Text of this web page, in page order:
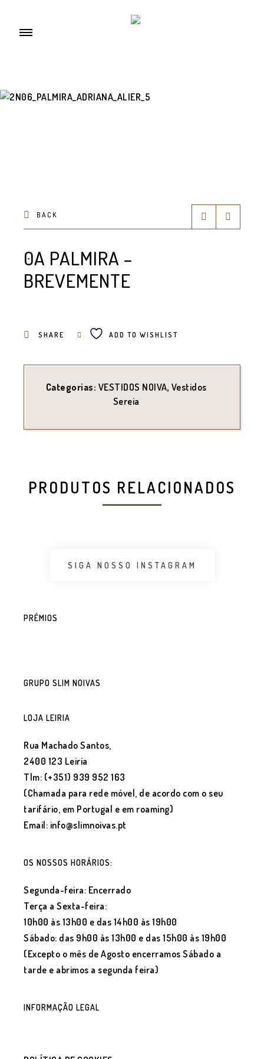
BACK
0A PALMIRA –
BREVEMENTE
SHARE ADD TO WISHLIST
Categorias: VESTIDOS NOIVA, Vestidos
Sereia
PRODUTOS RELACIONADOS
SIGA NOSSO INSTAGRAM
PRÉMIOS
GRUPO SLIM NOIVAS
LOJA LEIRIA
Rua Machado Santos,
2400 123 Leiria
Tlm: (+351) 939 952 163
(Chamada para rede móvel, de acordo com o seu
tarifário, em Portugal e em roaming)
Email: info@slimnoivas.pt
OS NOSSOS HORÁRIOS:
Segunda-feira: Encerrado
Terça a Sexta-feira:
10h00 às 13h00 e das 14h00 às 19h00
Sábado: das 9h00 às 13h00 e das 15h00 às 19h00
(Excepto o mês de Agosto encerramos Sábado a
tarde e abrimos a segunda feira)
INFORMAÇÃO LEGAL